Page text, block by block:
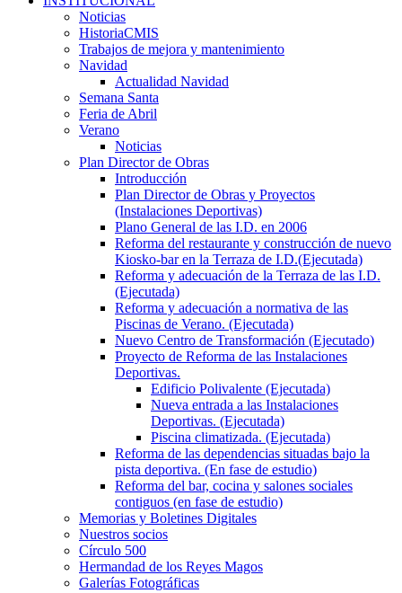
Noticias
HistoriaCMIS
Trabajos de mejora y mantenimiento
Navidad
Actualidad Navidad
Semana Santa
Feria de Abril
Verano
Noticias
Plan Director de Obras
Introducción
Plan Director de Obras y Proyectos
(Instalaciones Deportivas)
Plano General de las I.D. en 2006
Reforma del restaurante y construcción de nuevo
Kiosko-bar en la Terraza de I.D.(Ejecutada)
Reforma y adecuación de la Terraza de las I.D.
(Ejecutada)
Reforma y adecuación a normativa de las
Piscinas de Verano. (Ejecutada)
Nuevo Centro de Transformación (Ejecutado)
Proyecto de Reforma de las Instalaciones
Deportivas.
Edificio Polivalente (Ejecutada)
Nueva entrada a las Instalaciones
Deportivas. (Ejecutada)
Piscina climatizada. (Ejecutada)
Reforma de las dependencias situadas bajo la
pista deportiva. (En fase de estudio)
Reforma del bar, cocina y salones sociales
contiguos (en fase de estudio)
Memorias y Boletines Digitales
Nuestros socios
Círculo 500
Hermandad de los Reyes Magos
Galerías Fotográficas